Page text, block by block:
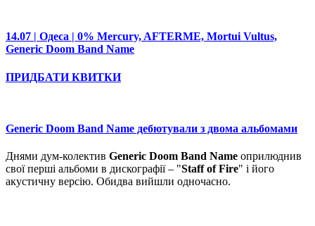
14.07 | Одеса | 0% Mercury, AFTERME, Mortui Vultus,
Generic Doom Band Name
ПРИДБАТИ КВИТКИ
Generic Doom Band Name дебютували з двома альбомами
Днями дум-колектив Generic Doom Band Name оприлюднив
свої перші альбоми в дискографії – "Staff of Fire" і його
акустичну версію. Обидва вийшли одночасно.